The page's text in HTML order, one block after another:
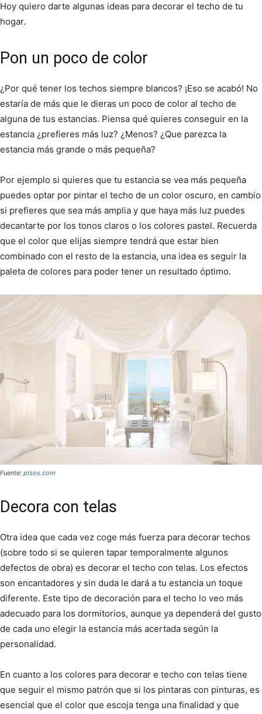
Hoy quiero darte algunas ideas para decorar el techo de tu
hogar.
Pon un poco de color
¿Por qué tener los techos siempre blancos? ¡Eso se acabó! No
estaría de más que le dieras un poco de color al techo de
alguna de tus estancias. Piensa qué quieres conseguir en la
estancia ¿prefieres más luz? ¿Menos? ¿Que parezca la
estancia más grande o más pequeña?
Por ejemplo si quieres que tu estancia se vea más pequeña
puedes optar por pintar el techo de un color oscuro, en cambio
si prefieres que sea más amplia y que haya más luz puedes
decantarte por los tonos claros o los colores pastel. Recuerda
que el color que elijas siempre tendrá que estar bien
combinado con el resto de la estancia, una idea es seguir la
paleta de colores para poder tener un resultado óptimo.
Fuente: pisos.com
Decora con telas
Otra idea que cada vez coge más fuerza para decorar techos
(sobre todo si se quieren tapar temporalmente algunos
defectos de obra) es decorar el techo con telas. Los efectos
son encantadores y sin duda le dará a tu estancia un toque
diferente. Este tipo de decoración para el techo lo veo más
adecuado para los dormitorios, aunque ya dependerá del gusto
de cada uno elegir la estancia más acertada según la
personalidad.
En cuanto a los colores para decorar e techo con telas tiene
que seguir el mismo patrón que si los pintaras con pinturas, es
esencial que el color que escoja tenga una finalidad y que